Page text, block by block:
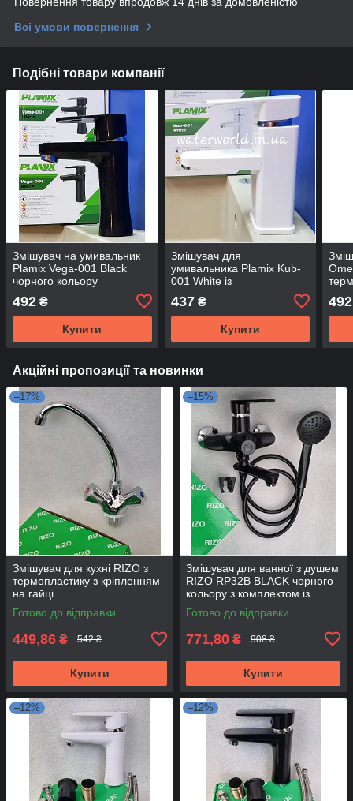
Всі умови повернення
Подібні товари компанії
Змішувач на умивальник
Plamix Vega-001 Black
чорного кольору
492 ₴
Купити
Змішувач для
умивальника Plamix Kub-
001 White із
кольору
437₴
Купити
492
Акційні пропозиції та новинки
–17%
Змішувач для кухні RIZO з
термопластику з кріпленням
на гайці
Готово до відправки
449,86 ₴ 542 ₴
Купити
–15%
Змішувач для ванної з душем
RIZO RP32B BLACK чорного
кольору з комплектом із
термопластику.
Готово до відправки
771,80 ₴ 908 ₴
Купити
–12% –12%